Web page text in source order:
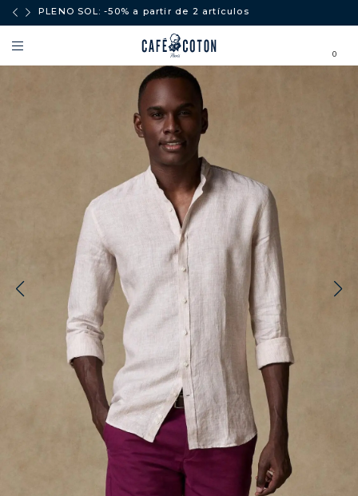
a PLENO SOL: -50% a partir de 2 artículos
0